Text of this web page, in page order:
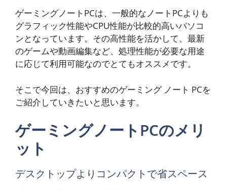
ゲーミングノートPCは、一般的なノートPCよりも
グラフィック性能やCPU性能が比較的高いパソコ
ンとなっています。その高性能を活かして、最新
のゲームや動画編集など、処理性能が必要な用途
に応じて利用可能なのでとてもオススメです。
そこで今回は、おすすめのゲーミング ノート PCを
ご紹介していきたいと思います。
ゲーミングノートPCのメリ
ット
デスクトップよりコンパクトで省スペース